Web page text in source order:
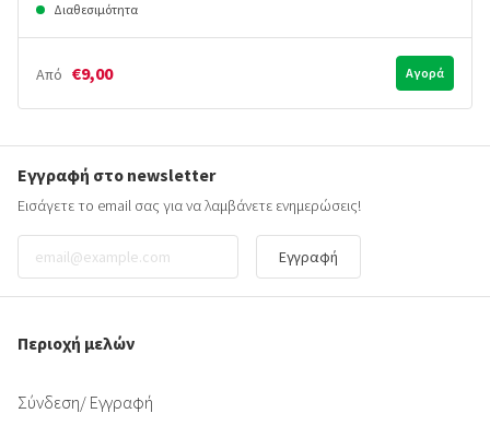
Διαθεσιμότητα
Από €9,00 Αγορά
Εγγραφή στο newsletter
Εισάγετε το email σας για να λαμβάνετε ενημερώσεις!
Εγγραφή
Περιοχή μελών
Σύνδεση/ Εγγραφή